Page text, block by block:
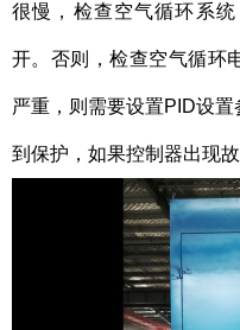
很慢，检查空气循环系
开。否则，检查空气循环
严重，则需要设置PID设
到保护，如果控制器出现